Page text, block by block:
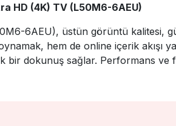
HD (4K) TV (L50M6-6AEU)
6AEU), üstün görüntü kalitesi,
hem de online içerik akışı
bir dokunuş sağlar. Performans ve